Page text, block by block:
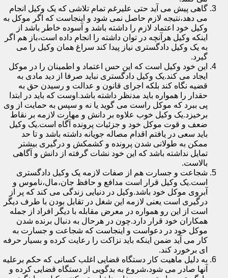
گاهی پیش می آید حتی علیرغم تمام تلاشی که یک وکیل انجام
می دهد،نتیجه لازم حاصل نمی شود و اینجاست که اگر موکل به
وکیل خود اعتماد لازم را داشته باشد و آسوده خاطر باشد از
اینکه وکیل هرآنچه در توان داشته را انجام داده است،باز هم اگر
به یک وکیل دادگستری نیاز پیدا کند سراغ همان وکیل را می
گیرد.
این خود وکیل است که این حس اعتماد و اطمینان را در موکل
ایجاد می کند.یک وکیل دادگستری نباید صرفا از دید مادی به
قضیه نگاه کند بلکه اجرای قانون و عدالت و رسیدن حق به
حقدار را همواره باید مدنظر داشته باشد.اوست که باید در ابتدا
پی ببرد که موکل راست می گوید یا نه و سپس به حمایت از وی
برخیزد.یک وکیل خوب علاوه بر دانش و مهارت لازمه بر نقاط
ضعف و قوت موکل خود و جزئیات پرونده آگاه است.یک وکیل
باید سعی در یافتم اقدام مصاله جویانه داشته باشد و تا حد
ممکن به طولانی شدن پرونده و کشمکش و درگیری بیشتر
تمایل نداشته باشد که این خود نشات گرفته از دانش و آگاهی
بالاست.
شجاعت و جسارت هم از صفات لازمه یک وکیل دادگستری
است.یک وکیل قرار است مدافع و حافظ جان،مال،ناموس و
آبروی موکل خود باشد.وکیل در دنیایی زندگی می کند که پر از
درگیری است یعنی لازمه این شغل در تقابل بودن با طرف دیگر
است از این رو همواره در معرض مقابله با دیگر افراد از جمله
همکاران خود قرار دارد.چون در هرحال به دنبال برنده شدن
موکل خود در دعواست و اینجاست که شجاعت و جسارت به
کار می آید ضمن اینکه باید نزاکت را رعایت کرده و بسیار حرفه
ای برخورد کند.
به دلیل ماهیت کار دستگاه قضایی اغلب کسانی که حکم برعلیه
آنها صادر می شود،شروع به بدگویی از دستگاه قضایی کرده و